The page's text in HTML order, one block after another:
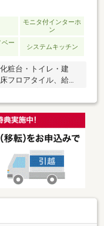
モニタ付インターホ
ン
ベー
システムキッチン
粧台・トイレ・建
フロアタイル、給水